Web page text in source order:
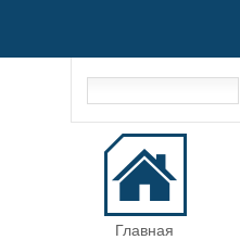
Главная